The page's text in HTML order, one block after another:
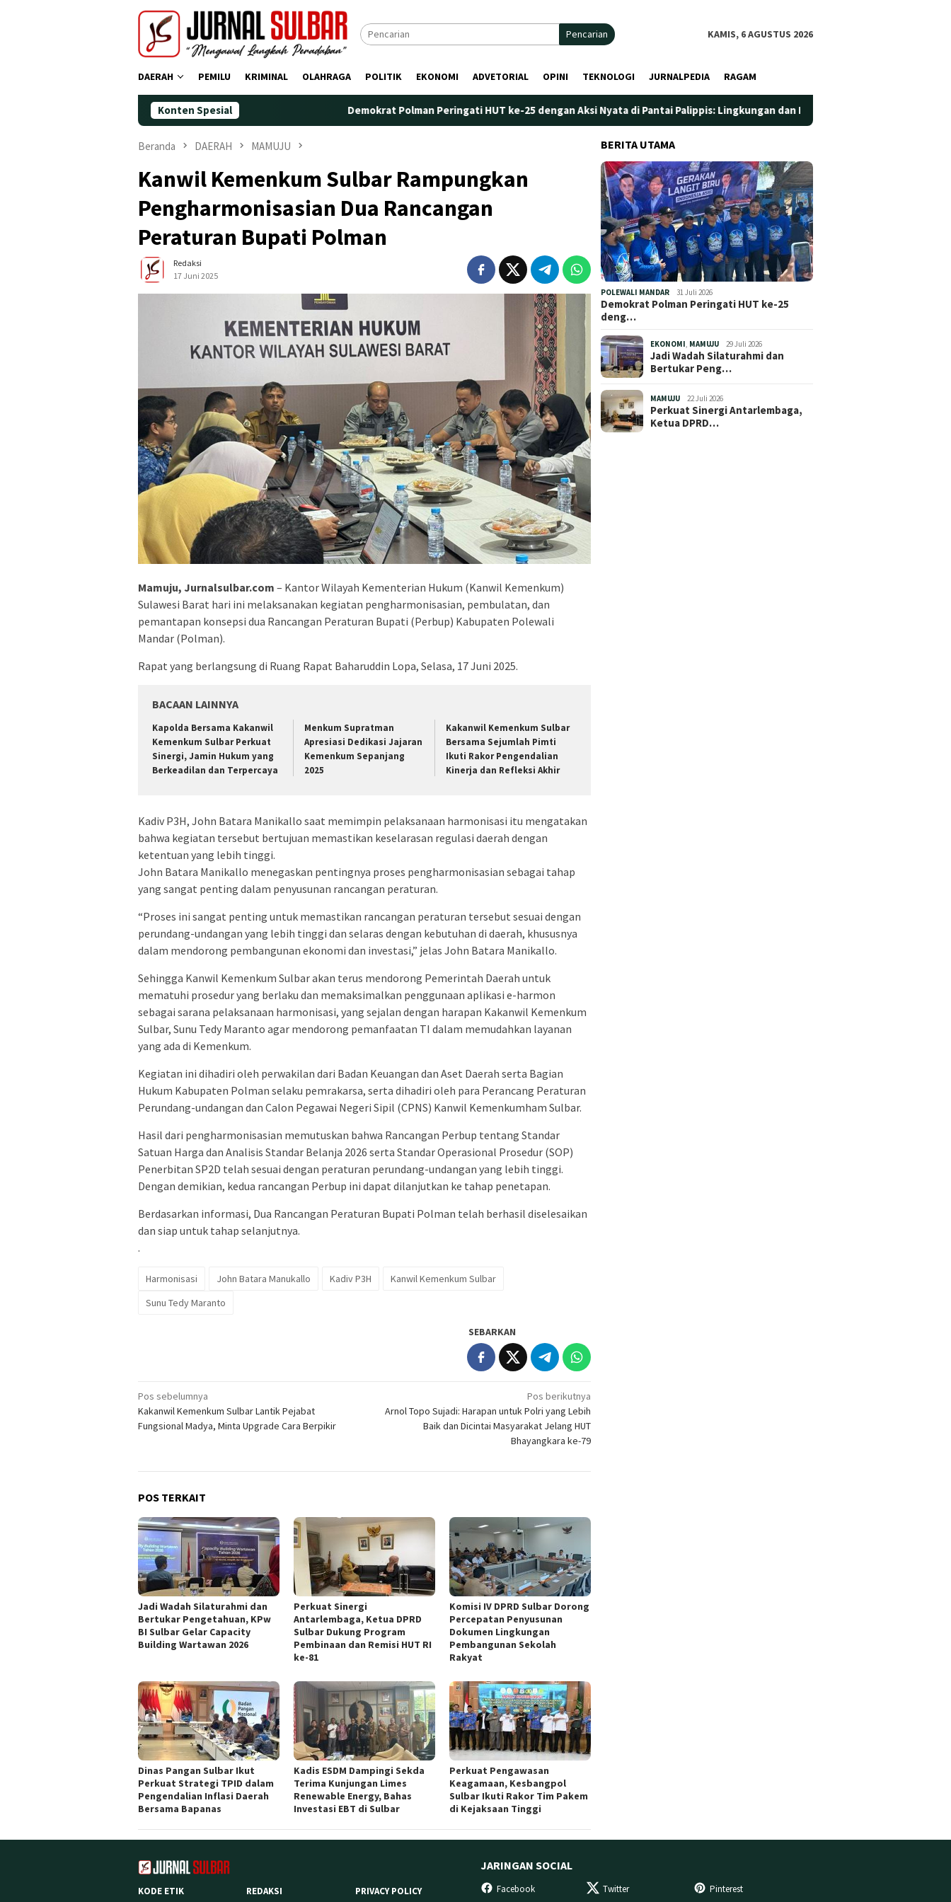
Pencarian KAMIS, 6 AGUSTUS 2026
DAERAH PEMILU KRIMINAL OLAHRAGA POLITIK EKONOMI ADVETORIAL OPINI TEKNOLOGI JURNALPEDIA RAGAM
Konten Spesial Demokrat Polman Peringati HUT ke-25 dengan Aksi Nyata di Pantai Palippis: Lingkungan dan Kesehatan Jadi Prioritas
Beranda DAERAH MAMUJU
Kanwil Kemenkum Sulbar Rampungkan
Pengharmonisasian Dua Rancangan
Peraturan Bupati Polman
Redaksi
17 Juni 2025
Mamuju, Jurnalsulbar.com – Kantor Wilayah Kementerian Hukum (Kanwil Kemenkum)
Sulawesi Barat hari ini melaksanakan kegiatan pengharmonisasian, pembulatan, dan
pemantapan konsepsi dua Rancangan Peraturan Bupati (Perbup) Kabupaten Polewali
Mandar (Polman).
Rapat yang berlangsung di Ruang Rapat Baharuddin Lopa, Selasa, 17 Juni 2025.
BACAAN LAINNYA
Kapolda Bersama Kakanwil
Kemenkum Sulbar Perkuat
Sinergi, Jamin Hukum yang
Berkeadilan dan Terpercaya
Menkum Supratman
Apresiasi Dedikasi Jajaran
Kemenkum Sepanjang
2025
Kakanwil Kemenkum Sulbar
Bersama Sejumlah Pimti
Ikuti Rakor Pengendalian
Kinerja dan Refleksi Akhir
Kadiv P3H, John Batara Manikallo saat memimpin pelaksanaan harmonisasi itu mengatakan
bahwa kegiatan tersebut bertujuan memastikan keselarasan regulasi daerah dengan
ketentuan yang lebih tinggi.
John Batara Manikallo menegaskan pentingnya proses pengharmonisasian sebagai tahap
yang sangat penting dalam penyusunan rancangan peraturan.
“Proses ini sangat penting untuk memastikan rancangan peraturan tersebut sesuai dengan
perundang-undangan yang lebih tinggi dan selaras dengan kebutuhan di daerah, khususnya
dalam mendorong pembangunan ekonomi dan investasi,” jelas John Batara Manikallo.
Sehingga Kanwil Kemenkum Sulbar akan terus mendorong Pemerintah Daerah untuk
mematuhi prosedur yang berlaku dan memaksimalkan penggunaan aplikasi e-harmon
sebagai sarana pelaksanaan harmonisasi, yang sejalan dengan harapan Kakanwil Kemenkum
Sulbar, Sunu Tedy Maranto agar mendorong pemanfaatan TI dalam memudahkan layanan
yang ada di Kemenkum.
Kegiatan ini dihadiri oleh perwakilan dari Badan Keuangan dan Aset Daerah serta Bagian
Hukum Kabupaten Polman selaku pemrakarsa, serta dihadiri oleh para Perancang Peraturan
Perundang-undangan dan Calon Pegawai Negeri Sipil (CPNS) Kanwil Kemenkumham Sulbar.
Hasil dari pengharmonisasian memutuskan bahwa Rancangan Perbup tentang Standar
Satuan Harga dan Analisis Standar Belanja 2026 serta Standar Operasional Prosedur (SOP)
Penerbitan SP2D telah sesuai dengan peraturan perundang-undangan yang lebih tinggi.
Dengan demikian, kedua rancangan Perbup ini dapat dilanjutkan ke tahap penetapan.
Berdasarkan informasi, Dua Rancangan Peraturan Bupati Polman telah berhasil diselesaikan
dan siap untuk tahap selanjutnya.
.
Harmonisasi John Batara Manukallo Kadiv P3H
Kanwil Kemenkum Sulbar
Sunu Tedy Maranto
SEBARKAN
Navigasi
pos
Pos sebelumnya
Kakanwil Kemenkum Sulbar Lantik Pejabat
Fungsional Madya, Minta Upgrade Cara Berpikir
Pos berikutnya
Arnol Topo Sujadi: Harapan untuk Polri yang Lebih
Baik dan Dicintai Masyarakat Jelang HUT
Bhayangkara ke-79
POS TERKAIT
Jadi Wadah Silaturahmi dan
Bertukar Pengetahuan, KPw
BI Sulbar Gelar Capacity
Building Wartawan 2026
Perkuat Sinergi
Antarlembaga, Ketua DPRD
Sulbar Dukung Program
Pembinaan dan Remisi HUT RI
ke-81
Komisi IV DPRD Sulbar Dorong
Percepatan Penyusunan
Dokumen Lingkungan
Pembangunan Sekolah
Rakyat
Dinas Pangan Sulbar Ikut
Perkuat Strategi TPID dalam
Pengendalian Inflasi Daerah
Bersama Bapanas
Kadis ESDM Dampingi Sekda
Terima Kunjungan Limes
Renewable Energy, Bahas
Investasi EBT di Sulbar
Perkuat Pengawasan
Keagamaan, Kesbangpol
Sulbar Ikuti Rakor Tim Pakem
di Kejaksaan Tinggi
BERITA UTAMA
POLEWALI MANDAR 31 Juli 2026
Demokrat Polman Peringati HUT ke-25
deng…
EKONOMI MAMUJU 29 Juli 2026
Jadi Wadah Silaturahmi dan
Bertukar Peng…
MAMUJU 22 Juli 2026
Perkuat Sinergi Antarlembaga,
Ketua DPRD…
KODE ETIK REDAKSI PRIVACY POLICY
JARINGAN SOCIAL
Facebook Twitter Pinterest